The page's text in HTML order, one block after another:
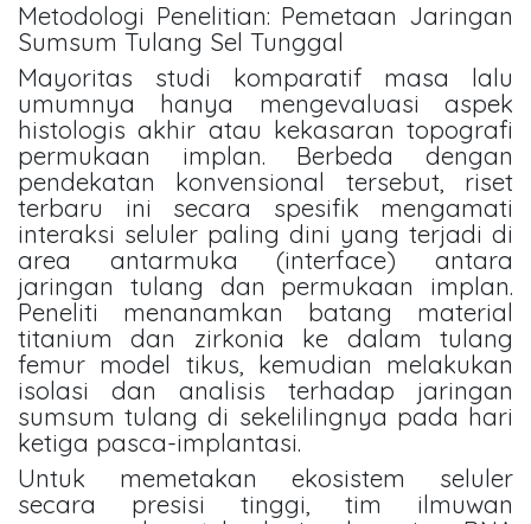
Metodologi Penelitian: Pemetaan Jaringan
Sumsum Tulang Sel Tunggal
Mayoritas studi komparatif masa lalu
umumnya hanya mengevaluasi aspek
histologis akhir atau kekasaran topografi
permukaan implan. Berbeda dengan
pendekatan konvensional tersebut, riset
terbaru ini secara spesifik mengamati
interaksi seluler paling dini yang terjadi di
area antarmuka (interface) antara
jaringan tulang dan permukaan implan.
Peneliti menanamkan batang material
titanium dan zirkonia ke dalam tulang
femur model tikus, kemudian melakukan
isolasi dan analisis terhadap jaringan
sumsum tulang di sekelilingnya pada hari
ketiga pasca-implantasi.
Untuk memetakan ekosistem seluler
secara presisi tinggi, tim ilmuwan